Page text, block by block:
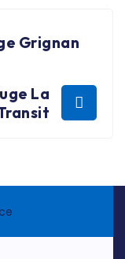
Grignan
La